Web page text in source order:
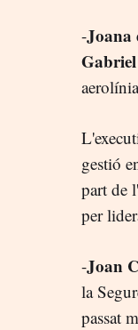
-Joana
gestió
part de
per
-Joan
la
passat